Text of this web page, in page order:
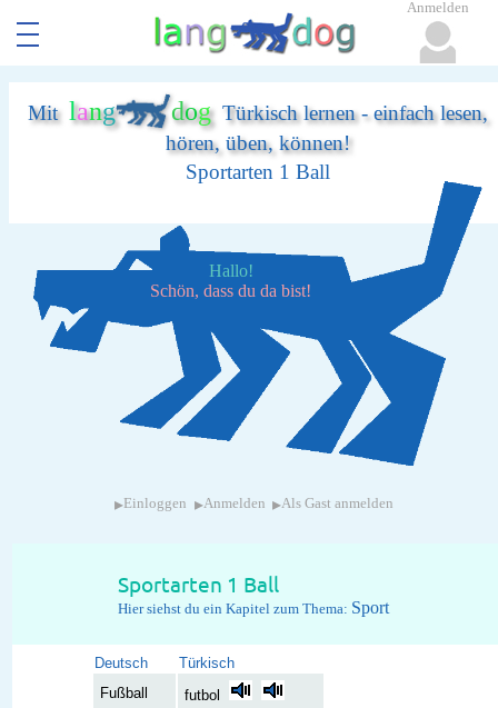
Mit lang dogTürkisch lernen - einfach lesen,
hören, üben, können!
Sportarten 1 Ball
Hallo!
Schön, dass du da bist!
▸ Einloggen ▸Anmelden ▸Als Gast anmelden
Sportarten 1 Ball
Hier siehst du ein Kapitel zum Thema: Sport
Deutsch
Türkisch
Fußball
futbol
Anmelden